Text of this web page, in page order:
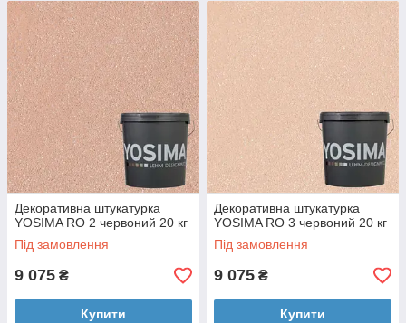
Декоративна штукатурка
YOSIMA RO 2 червоний 20 кг
Під замовлення
9 075 ₴
Купити
Декоративна штукатурка
YOSIMA RO 3 червоний 20 кг
Під замовлення
9 075 ₴
Купити